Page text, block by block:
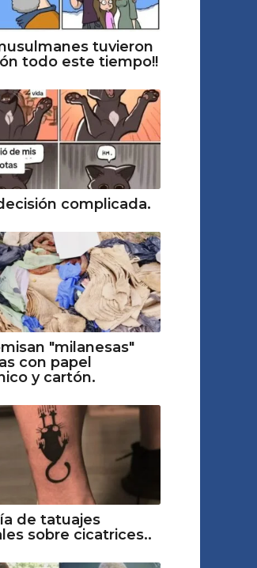
tuvieron
todo este tiempo!!
complicada.
"milanesas"
con papel
y cartón.
de tatuajes
sobre cicatrices..